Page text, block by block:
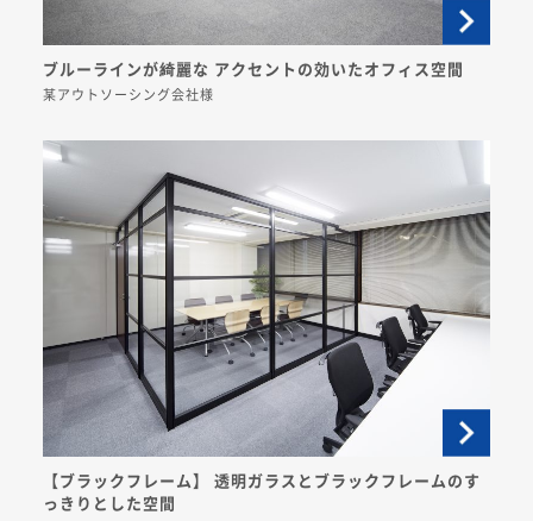
ブルーラインが綺麗な アクセントの効いたオフィス空間
某アウトソーシング会社様
【ブラックフレーム】 透明ガラスとブラックフレームのす
っきりとした空間